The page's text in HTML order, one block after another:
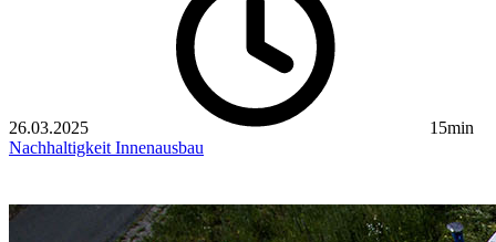
26.03.2025
15min
Nachhaltigkeit Innenausbau